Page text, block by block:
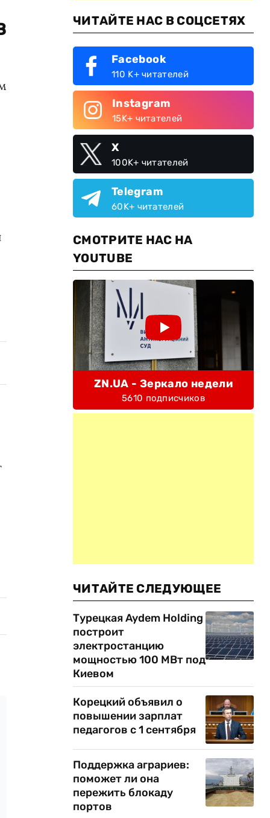
ЧИТАЙТЕ НАС В СОЦСЕТЯХ
Facebook
110 K+ читателей
Instagram
15K+ читателей
X
100K+ читателей
Telegram
60K+ читателей
СМОТРИТЕ НАС НА
YOUTUBE
ZN.UA - Зеркало недели
5610 подписчиков
ЧИТАЙТЕ СЛЕДУЮЩЕЕ
Турецкая Aydem Holding
построит
электростанцию
мощностью 100 МВт под
Киевом
Корецкий объявил о
повышении зарплат
педагогов с 1 сентября
Поддержка аграриев:
поможет ли она
пережить блокаду
портов